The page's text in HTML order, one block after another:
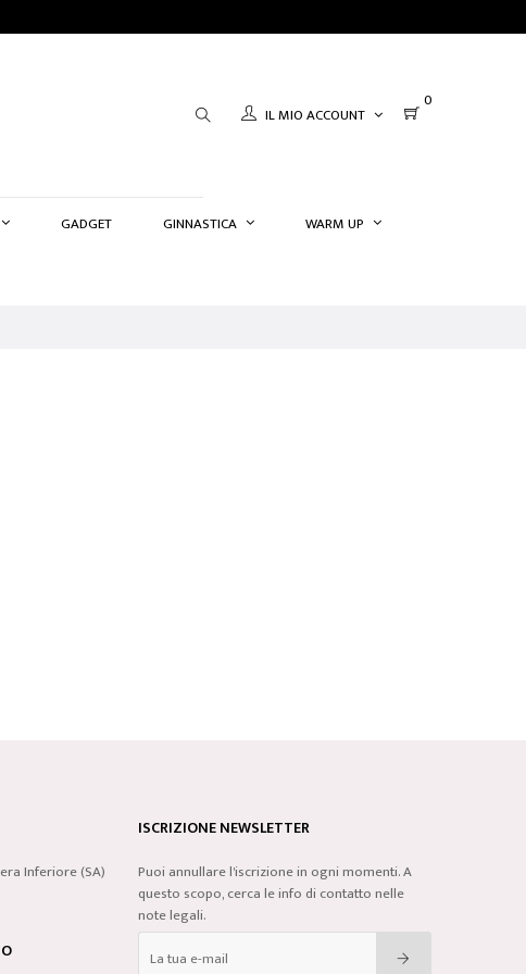
IL MIO ACCOUNT
0
GADGET GINNASTICA WARM UP
Inferiore (SA)
ISCRIZIONE NEWSLETTER
Puoi annullare l'iscrizione in ogni momenti. A
questo scopo, cerca le info di contatto nelle
note legali.